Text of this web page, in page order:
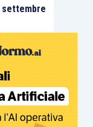
settembre